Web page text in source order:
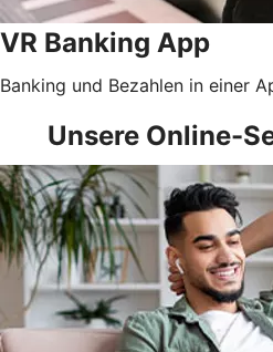
VR Banking App
Banking und Bezahlen in einer
Unsere Online-